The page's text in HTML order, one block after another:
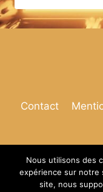
Contact
©
Nous utilisons des
expérience sur notre
site, nous